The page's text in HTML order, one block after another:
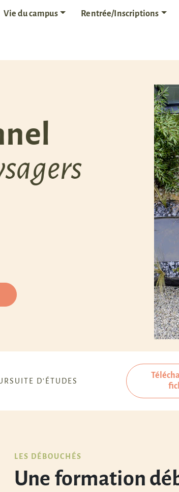
Vie du campus Rentrée/Inscriptions
D’ÉTUDES
LES DÉBOUCHÉS
Une formation